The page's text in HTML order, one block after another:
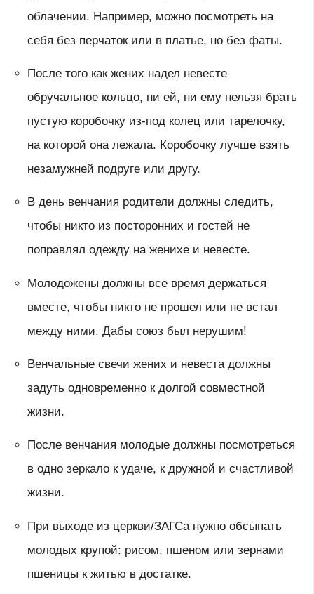
облачении. Например, можно посмотреть на
себя без перчаток или в платье, но без фаты.
После того как жених надел невесте
обручальное кольцо, ни ей, ни ему нельзя брать
пустую коробочку из-под колец или тарелочку,
на которой она лежала. Коробочку лучше взять
незамужней подруге или другу.
В день венчания родители должны следить,
чтобы никто из посторонних и гостей не
поправлял одежду на женихе и невесте.
Молодожены должны все время держаться
вместе, чтобы никто не прошел или не встал
между ними. Дабы союз был нерушим!
Венчальные свечи жених и невеста должны
задуть одновременно к долгой совместной
жизни.
После венчания молодые должны посмотреться
в одно зеркало к удаче, к дружной и счастливой
жизни.
При выходе из церкви/ЗАГСа нужно обсыпать
молодых крупой: рисом, пшеном или зернами
пшеницы к житью в достатке.